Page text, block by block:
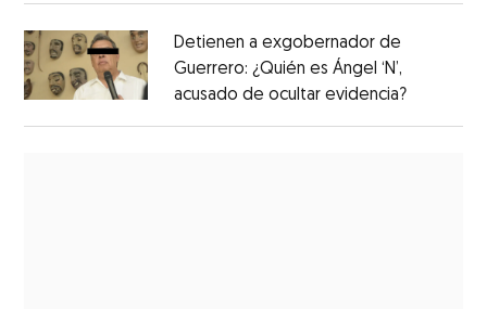
Detienen a exgobernador de
Guerrero: ¿Quién es Ángel ‘N’,
acusado de ocultar evidencia?